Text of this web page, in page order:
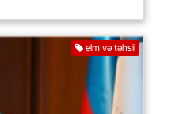
elm və təhsil